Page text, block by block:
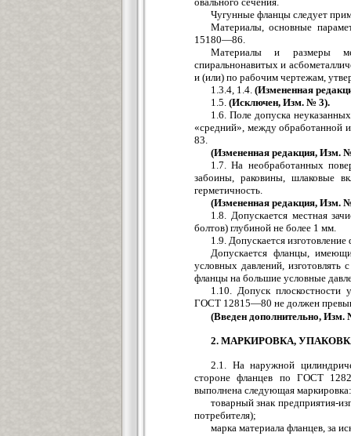
Чугунные фланцы следует
Материалы, основные
15180—86.
Материалы и размеры
спиральнонавитых и
и (или) по рабочим чертежам,
1.3.4, 1.4. (Измененная
1.5. (Исключен, Изм. № 3).
1.6. Поле допуска
«средний», между
83.
(Измененная редакция, Изм.
1.7. На необработанных
забоины, раковины, шлаковые
герметичность.
(Измененная редакция, Изм.
1.8. Допускается местная
болтов) глубиной не более 1 мм.
1.9. Допускается
Допускается фланцы,
условных давлений, изготовлять
фланцы на большие условные
1.10. Допуск плоскостности
ГОСТ 12815—80 не должен
(Введен дополнительно, Изм.
2. МАРКИРОВКА,
2.1. На наружной
стороне фланцев по ГОСТ
выполнена следующая маркировка:
товарный знак предприятия-
потребителя);
марка материала фланцев, за